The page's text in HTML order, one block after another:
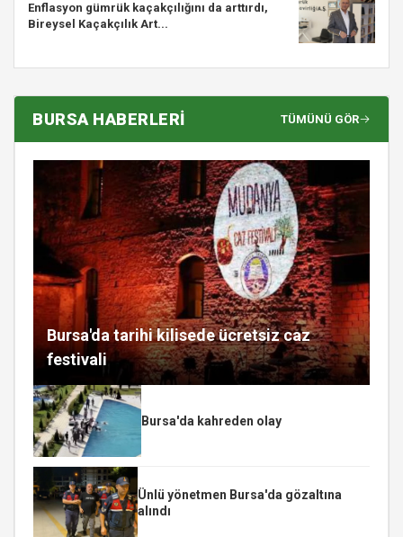
Enflasyon gümrük kaçakçılığını da arttırdı,
Bireysel Kaçakçılık Art...
BURSA HABERLERİ TÜMÜNÜ GÖR
Bursa'da tarihi kilisede ücretsiz caz
festivali
Bursa'da kahreden olay
Ünlü yönetmen Bursa'da gözaltına
alındı